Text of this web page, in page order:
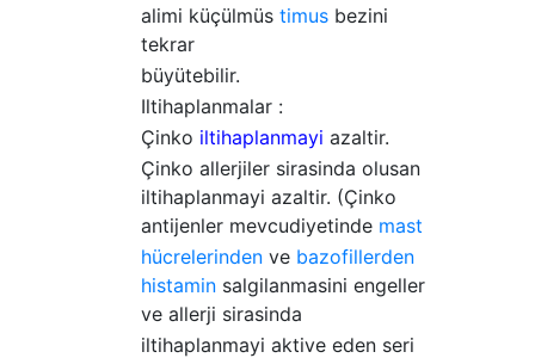
alimi küçülmüs timus bezini
tekrar
büyütebilir.
Iltihaplanmalar :
Çinko iltihaplanmayi azaltir.
Çinko allerjiler sirasinda olusan
iltihaplanmayi azaltir. (Çinko
antijenler mevcudiyetinde mast
hücrelerinden ve bazofillerden
histamin salgilanmasini engeller
ve allerji sirasinda
iltihaplanmayi aktive eden seri